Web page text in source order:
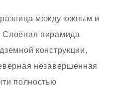
разница между южным и
пирамида
конструкции,
незавершенная
полностью